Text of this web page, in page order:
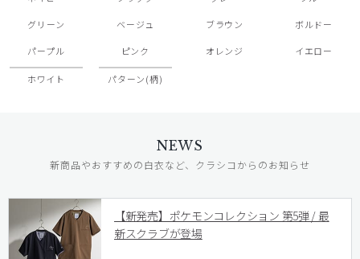
グリーン ベージュ ブラウン ボルドー
パープル ピンク オレンジ イエロー
ホワイト パターン(柄)
NEWS
新商品やおすすめの白衣など、クラシコからのお知らせ
【新発売】ポケモンコレクション 第5弾 / 最
新スクラブが登場